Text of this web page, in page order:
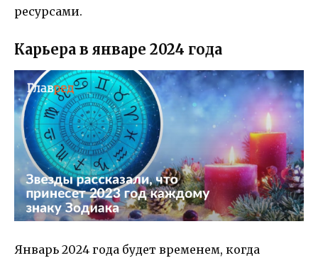
ресурсами.
Карьера в январе 2024 года
Январь 2024 года будет временем, когда